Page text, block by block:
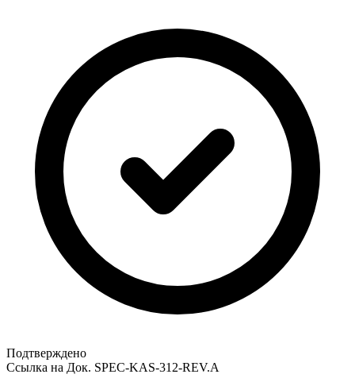
Подтверждено
Ссылка на Док. SPEC-KAS-312-REV.A